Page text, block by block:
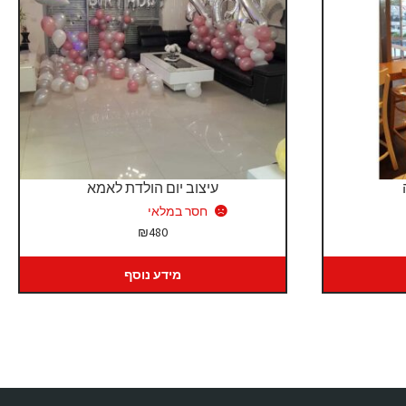
עיצוב יום הולדת לאמא
חסר במלאי
₪480
מידע נוסף